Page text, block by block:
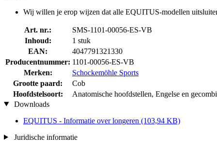
Wij willen je erop wijzen dat alle EQUITUS-modellen
Art. nr.:
SMS-1101-00056-ES-VB
Inhoud:
1 stuk
EAN:
4047791321330
Producentnummer: 1101-00056-ES-VB
Merken:
Schockemöhle Sports
Grootte paard:
Cob
Hoofdstelsoort:
Anatomische hoofdstellen, Engelse en
Downloads
EQUITUS - Informatie over longeren (103,94 KB)
Juridische informatie